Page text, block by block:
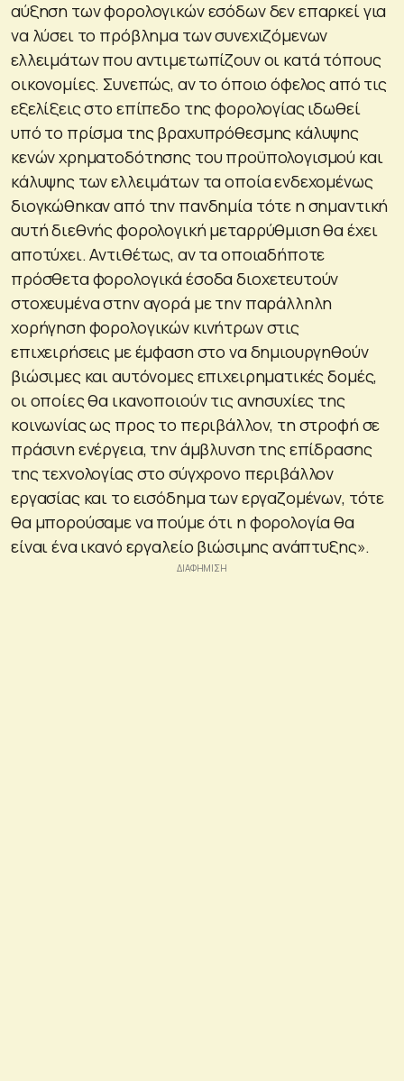
αύξηση των φορολογικών εσόδων δεν επαρκεί για
να λύσει το πρόβλημα των συνεχιζόμενων
ελλειμάτων που αντιμετωπίζουν οι κατά τόπους
οικονομίες. Συνεπώς, αν το όποιο όφελος από τις
εξελίξεις στο επίπεδο της φορολογίας ιδωθεί
υπό το πρίσμα της βραχυπρόθεσμης κάλυψης
κενών χρηματοδότησης του προϋπολογισμού και
κάλυψης των ελλειμάτων τα οποία ενδεχομένως
διογκώθηκαν από την πανδημία τότε η σημαντική
αυτή διεθνής φορολογική μεταρρύθμιση θα έχει
αποτύχει. Αντιθέτως, αν τα οποιαδήποτε
πρόσθετα φορολογικά έσοδα διοχετευτούν
στοχευμένα στην αγορά με την παράλληλη
χορήγηση φορολογικών κινήτρων στις
επιχειρήσεις με έμφαση στο να δημιουργηθούν
βιώσιμες και αυτόνομες επιχειρηματικές δομές,
οι οποίες θα ικανοποιούν τις ανησυχίες της
κοινωνίας ως προς το περιβάλλον, τη στροφή σε
πράσινη ενέργεια, την άμβλυνση της επίδρασης
της τεχνολογίας στο σύγχρονο περιβάλλον
εργασίας και το εισόδημα των εργαζομένων, τότε
θα μπορούσαμε να πούμε ότι η φορολογία θα
είναι ένα ικανό εργαλείο βιώσιμης ανάπτυξης».